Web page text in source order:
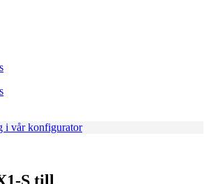
i vår konfigurator